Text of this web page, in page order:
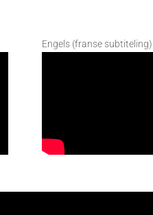
Engels (franse subtiteling)